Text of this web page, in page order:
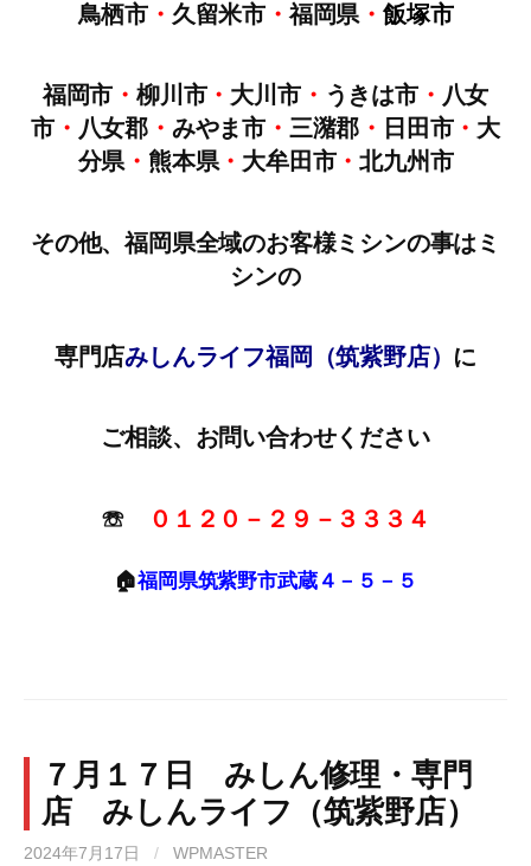
鳥栖市・ 久留米市・福岡県 ・飯塚市
福岡市 ・柳川市・ 大川市・ うきは市・ 八女
市・ 八女郡・ みやま市・ 三潴郡 ・ 日田市・ 大
分県 ・ 熊本県・ 大牟田市・北九州市
その他、福岡県全域のお客様ミシンの事はミ
シンの
専門店みしんライフ福岡（筑紫野店） に
ご相談、お問い合わせください
☏ ０１２０－２９－３３３４
🏠福岡県筑紫野市武蔵４－５－５
７月１７日 みしん修理・専門
店 みしんライフ（筑紫野店）
2024年7月17日 / WPMASTER